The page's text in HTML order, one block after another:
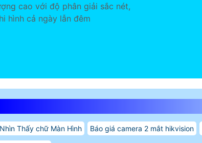
cao với độ phân giải sắc nét,
hình cả ngày lẫn đêm
Thấy chữ Màn Hình Báo giá camera 2 mắt hikvision